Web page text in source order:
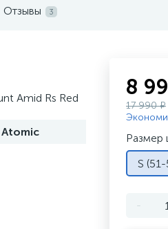
Отзывы 3
Amid Rs Red
Atomic
8
17 990 ₽
Размер
S
-